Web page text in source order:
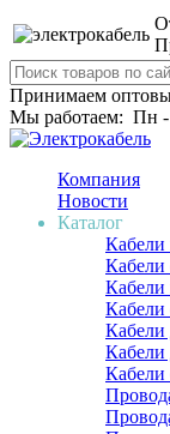
Принимаем
Мы работаем: Пн -
Компания
Новости
Каталог
Кабели
Кабели
Кабели
Кабели
Кабели
Кабели
Кабели